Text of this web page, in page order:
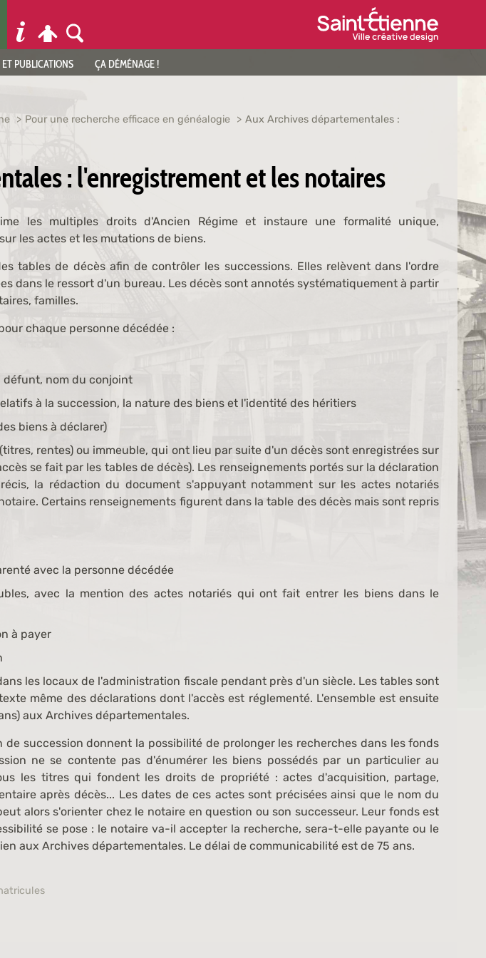
PUBLICATIONS ÇA DÉMÉNAGE !
Pour une recherche efficace en généalogie
Aux Archives départementales :
: l'enregistrement et les notaires
les multiples droits d'Ancien Régime et instaure une formalité unique,
les actes et les mutations de biens.
tables de décès afin de contrôler les successions. Elles relèvent dans l'ordre
dans le ressort d'un bureau. Les décès sont annotés systématiquement à partir
familles.
chaque personne décédée :
défunt, nom du conjoint
à la succession, la nature des biens et l'identité des héritiers
biens à déclarer)
rentes) ou immeuble, qui ont lieu par suite d'un décès sont enregistrées sur
se fait par les tables de décès). Les renseignements portés sur la déclaration
la rédaction du document s'appuyant notamment sur les actes notariés
Certains renseignements figurent dans la table des décès mais sont repris
avec la personne décédée
avec la mention des actes notariés qui ont fait entrer les biens dans le
à payer
les locaux de l'administration fiscale pendant près d'un siècle. Les tables sont
même des déclarations dont l'accès est réglementé. L'ensemble est ensuite
aux Archives départementales.
succession donnent la possibilité de prolonger les recherches dans les fonds
ne se contente pas d'énumérer les biens possédés par un particulier au
les titres qui fondent les droits de propriété : actes d'acquisition, partage,
après décès... Les dates de ces actes sont précisées ainsi que le nom du
alors s'orienter chez le notaire en question ou son successeur. Leur fonds est
se pose : le notaire va-il accepter la recherche, sera-t-elle payante ou le
aux Archives départementales. Le délai de communicabilité est de 75 ans.